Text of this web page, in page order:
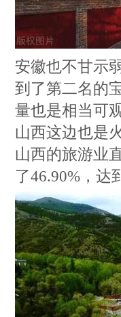
安徽也不甘示
到了第二名的
量也是相当可
山西这边也是
山西的旅游业
了46.90%，达